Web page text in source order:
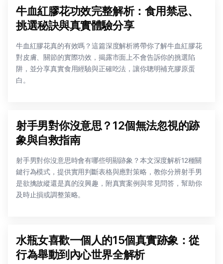
牛血紅膠花功效完整解析：食用禁忌、
挑選秘訣與真實體驗分享
牛血紅膠花真的有效嗎？這篇深度解析將帶你了解牛血紅膠花
對皮膚、關節的實際功效，揭露市面上不會告訴你的挑選陷
阱，並分享真實食用經驗與正確吃法，讓你聰明補充膠原蛋
白。
射手男對你沒意思？12個無法忽視的跡
象與自救指南
射手男對你沒意思時會有哪些明顯跡象？本文深度解析12種關
鍵行為模式，提供實用判斷表格與應對策略，教你分辨射手男
是欲擒故縱還是真的沒興趣，附真實案例與常見問答，幫助你
及時止損或調整策略。
水瓶女喜歡一個人的15個真實跡象：從
行為舉動到內心世界全解析